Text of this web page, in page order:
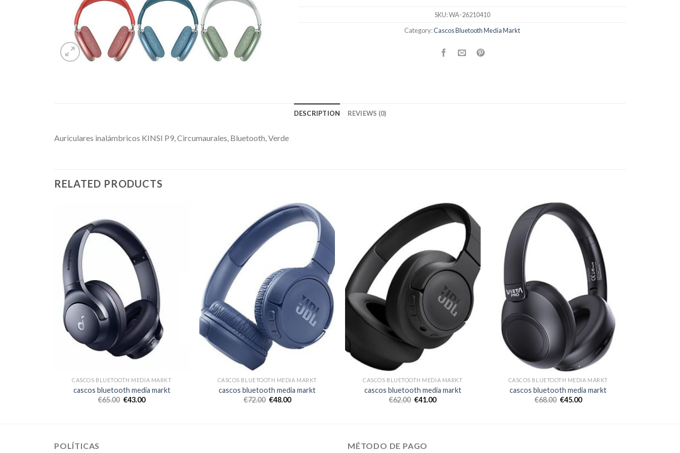
SKU:WA-26210410
Category:Cascos Bluetooth Media Markt
DESCRIPTION REVIEWS (0)
Auriculares inalámbricos KINSI P9, Circumaurales, Bluetooth, Verde
RELATED PRODUCTS
CASCOS BLUETOOTH MEDIA MARKT
cascos bluetooth media markt
€65.00 €43.00
CASCOS BLUETOOTH MEDIA MARKT
cascos bluetooth media markt
€72.00 €48.00
CASCOS BLUETOOTH MEDIA MARKT
cascos bluetooth media markt
€62.00 €41.00
CASCOS BLUETOOTH MEDIA MARKT
cascos bluetooth media markt
€68.00 €45.00
POLÍTICAS MÉTODO DE PAGO